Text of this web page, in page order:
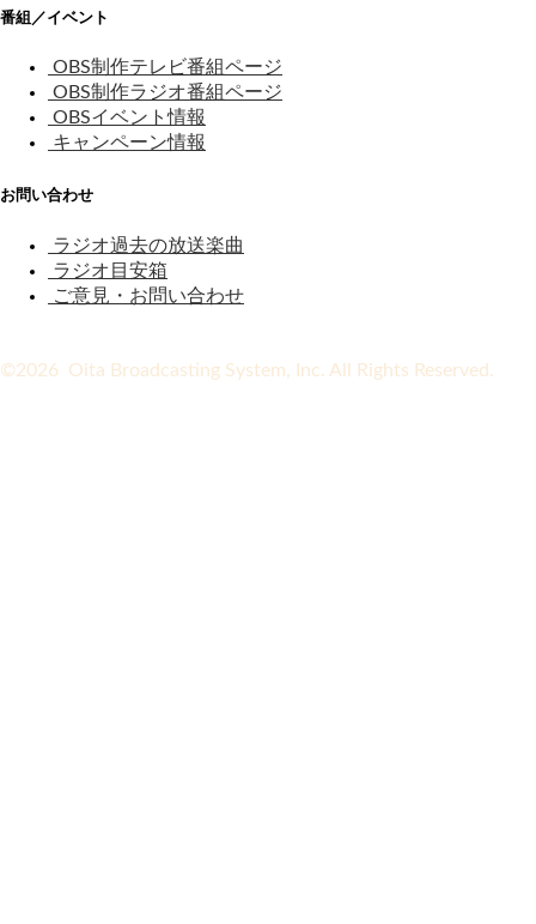
番組／イベント
OBS制作テレビ番組ページ
OBS制作ラジオ番組ページ
OBSイベント情報
キャンペーン情報
お問い合わせ
ラジオ過去の放送楽曲
ラジオ目安箱
ご意見・お問い合わせ
©2026 Oita Broadcasting System, Inc. All Rights Reserved.